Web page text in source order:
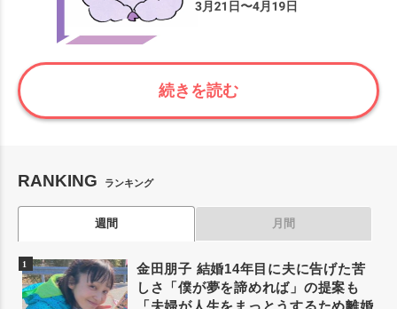
続きを読む
RANKING ランキング
週間 月間
金田朋子 結婚14年目に夫に告げた苦
しさ「僕が夢を諦めれば」の提案も
「夫婦が人生をまっとうするため離婚